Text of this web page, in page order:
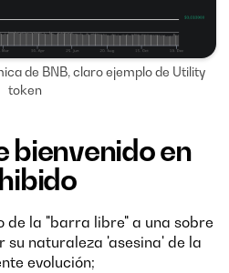
de BNB, claro ejemplo de Utility
token
bienvenido en
de la "barra libre" a una sobre
su naturaleza 'asesina' de la
evolución;